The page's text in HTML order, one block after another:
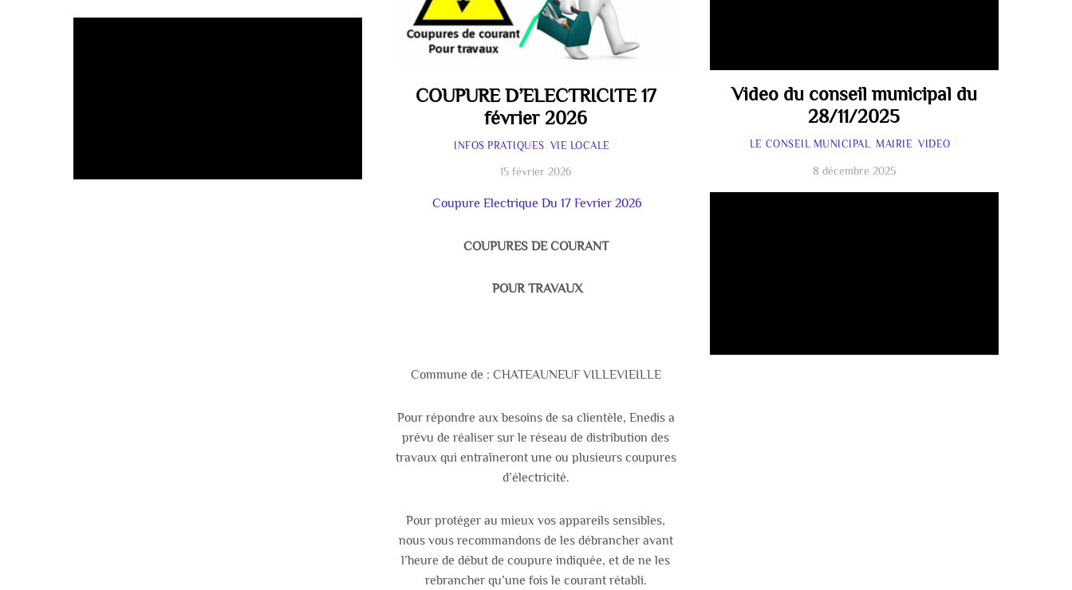
COUPURE D’ELECTRICITE 17
février 2026
INFOS PRATIQUES ,VIE LOCALE
15 février 2026
Coupure Electrique Du 17 Fevrier 2026
COUPURES DE COURANT
POUR TRAVAUX
Commune de : CHATEAUNEUF VILLEVIEILLE
Pour répondre aux besoins de sa clientèle, Enedis a
prévu de réaliser sur le réseau de distribution des
travaux qui entraîneront une ou plusieurs coupures
d’électricité.
Pour protéger au mieux vos appareils sensibles,
nous vous recommandons de les débrancher avant
l’heure de début de coupure indiquée, et de ne les
rebrancher qu’une fois le courant rétabli.
Video du conseil municipal du
28/11/2025
LE CONSEIL MUNICIPAL, MAIRIE,VIDEO
8 décembre 2025